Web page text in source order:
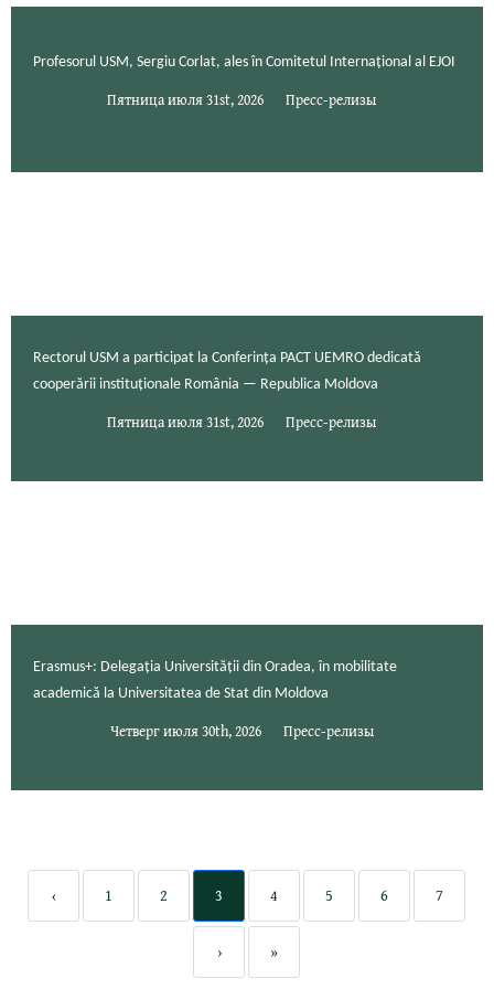
Profesorul USM, Sergiu Corlat, ales în Comitetul Internațional al EJOI
Пятница июля 31st, 2026 Пресс-релизы
Rectorul USM a participat la Conferința PACT UEMRO dedicată
cooperării instituționale România — Republica Moldova
Пятница июля 31st, 2026 Пресс-релизы
Erasmus+: Delegația Universității din Oradea, în mobilitate
academică la Universitatea de Stat din Moldova
Четверг июля 30th, 2026 Пресс-релизы
‹ 1 2 3 4 5 6 7
› »